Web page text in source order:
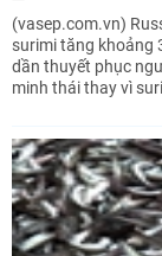
(vasep.com.vn)
surimi tăng khoảng
dần thuyết phục
minh thái thay vì